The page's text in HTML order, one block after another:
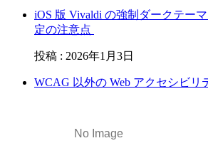
iOS 版 Vivaldi の強制ダークテー
定の注意点
投稿 : 2026年1月3日
WCAG 以外の Web アクセシビリ